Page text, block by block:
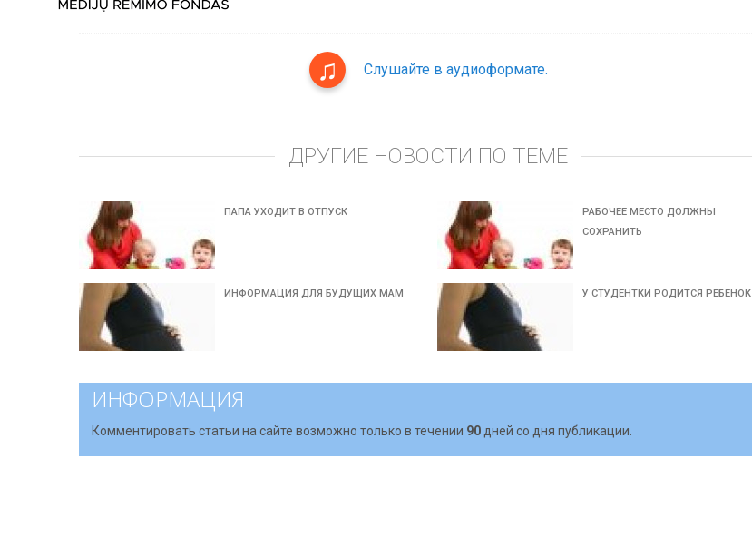
Слушайте в аудиоформате.
ДРУГИЕ НОВОСТИ ПО ТЕМЕ
ПАПА УХОДИТ В ОТПУСК
РАБОЧЕЕ МЕСТО ДОЛЖНЫ
СОХРАНИТЬ
ИНФОРМАЦИЯ ДЛЯ БУДУЩИХ МАМ У СТУДЕНТКИ РОДИТСЯ РЕБЕНОК
ИНФОРМАЦИЯ
Комментировать статьи на сайте возможно только в течении 90 дней со дня публикации.